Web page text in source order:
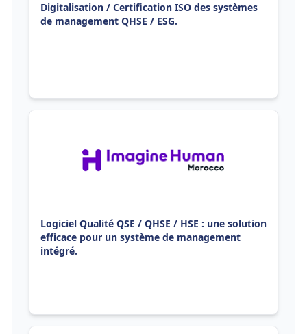
Digitalisation / Certification ISO des systèmes
de management QHSE / ESG.
Logiciel Qualité QSE / QHSE / HSE : une solution
efficace pour un système de management
intégré.